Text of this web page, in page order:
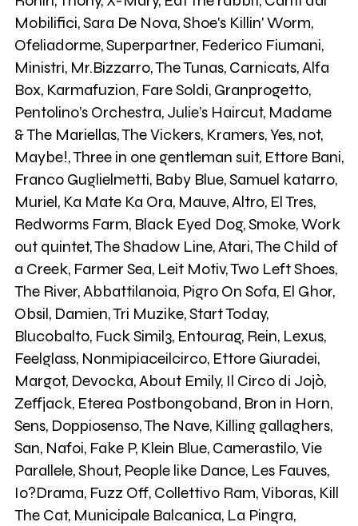
Three in one gentleman suit 43
Samuel Katarro 187
Margot 0
Missiva 5
Muriel 10
7
Fuck Simil3 1
Fake P 37
Kramers 3
Eterea Postbong Band 51
Mobilifici, Sara De Nova, Shoe's Killin' Worm,
Ofeliadorme, Superpartner, Federico Fiumani,
Ministri, Mr.Bizzarro, The Tunas, Carnicats, Alfa
Box, Karmafuzion, Fare Soldi, Granprogetto,
Pentolino’s Orchestra, Julie’s Haircut, Madame
& The Mariellas, The Vickers, Kramers, Yes, not,
Maybe!, Three in one gentleman suit, Ettore Bani,
Franco Guglielmetti, Baby Blue, Samuel katarro,
Muriel, Ka Mate Ka Ora, Mauve, Altro, El Tres,
Redworms Farm, Black Eyed Dog, Smoke, Work
out quintet, The Shadow Line, Atari, The Child of
a Creek, Farmer Sea, Leit Motiv, Two Left Shoes,
The River, Abbattilanoia, Pigro On Sofa, El Ghor,
Obsil, Damien, Tri Muzike, Start Today,
Blucobalto, Fuck Simil3, Entourag, Rein, Lexus,
Feelglass, Nonmipiaceilcirco, Ettore Giuradei,
Margot, Devocka, About Emily, Il Circo di Jojò,
Zeffjack, Eterea Postbongoband, Bron in Horn,
Sens, Doppiosenso, The Nave, Killing gallaghers,
San, Nafoi, Fake P, Klein Blue, Camerastilo, Vie
Parallele, Shout, People like Dance, Les Fauves,
Io?Drama, Fuzz Off, Collettivo Ram, Viboras, Kill
The Cat, Municipale Balcanica, La Pingra,